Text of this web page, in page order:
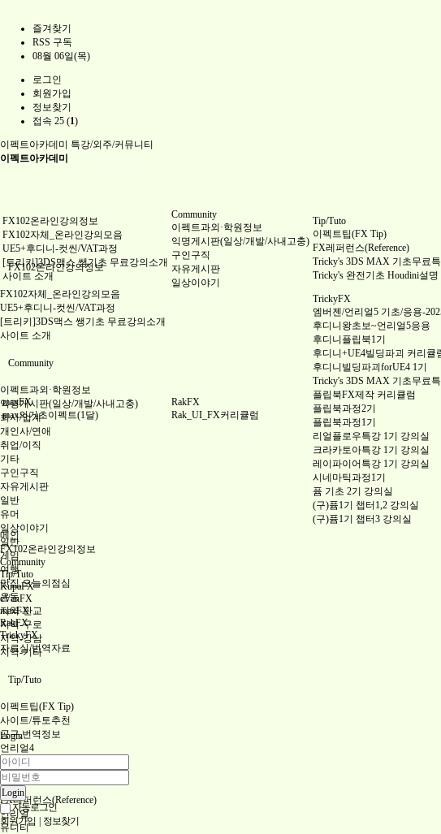
즐겨찾기
RSS 구독
08월 06일(목)
로그인
회원가입
정보찾기
접속 25 (1)
이펙트아카데미
특강/외주/커뮤니티
이펙트아카데미
FX102온라인강의정보
FX102자체_온라인강의모음
UE5+후디니-컷씬/VAT과정
[트리키]3DS맥스 쌩기초 무료강의소개
사이트 소개
Community
이펙트과외·학원정보
익명게시판(일상/개발/사내고충)
회사/업계
개인사/연애
취업/이직
기타
구인구직
자유게시판
일반
유머
일상이야기
일반
게임
여행
맛집,오늘의점심
운동
지역-판교
지역-구로
지역-강남
지역-기타
Tip/Tuto
이펙트팁(FX Tip)
사이트/튜토추천
공구,번역정보
언리얼4
유니티
2D
3D
FX레퍼런스(Reference)
언리얼
유니티
FX102온라인강의정보
FX102자체_온라인강의모음
UE5+후디니-컷씬/VAT과정
[트리키]3DS맥스 쌩기초 무료강의소개
사이트 소개
Community
이펙트과외·학원정보
익명게시판(일상/개발/사내고충)
구인구직
자유게시판
일상이야기
Tip/Tuto
이펙트팁(FX Tip)
FX레퍼런스(Reference)
Tricky's 3DS MAX 기초무료
Tricky's 완전기초 Houdini설명
maxFX
max의기초이펙트(1달)
RakFX
Rak_UI_FX커리큘럼
TrickyFX
엠버젠/언리얼5 기초/응용-
후디니왕초보~언리얼5응용
후디니플립북1기
후디니+UE4빌딩파괴 커리큘
후디니빌딩파괴forUE4 1기
Tricky's 3DS MAX 기초무료
플립북FX제작 커리큘럼
플립북과정2기
플립북과정1기
리얼플로우특강 1기 강의실
크라카토아특강 1기 강의실
레이파이어특강 1기 강의실
시네마틱과정1기
퓸 기초 2기 강의실
(구)퓸1기 챕터1,2 강의실
(구)퓸1기 챕터3 강의실
메인
FX102온라인강의정보
Community
Tip/Tuto
KupaFX
eVanFX
maxFX
RakFX
TrickyFX
자료실/번역자료
Login
Login
자동로그인
회원가입
정보찾기